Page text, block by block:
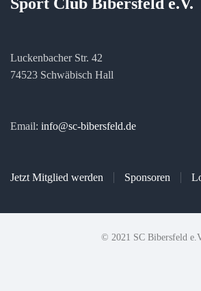
Luckenbacher Str. 42
74523 Schwäbisch Hall
Email: info@sc-bibersfeld.de
Jetzt Mitglied werden Sponsoren
© 2021 SC Bibersfeld